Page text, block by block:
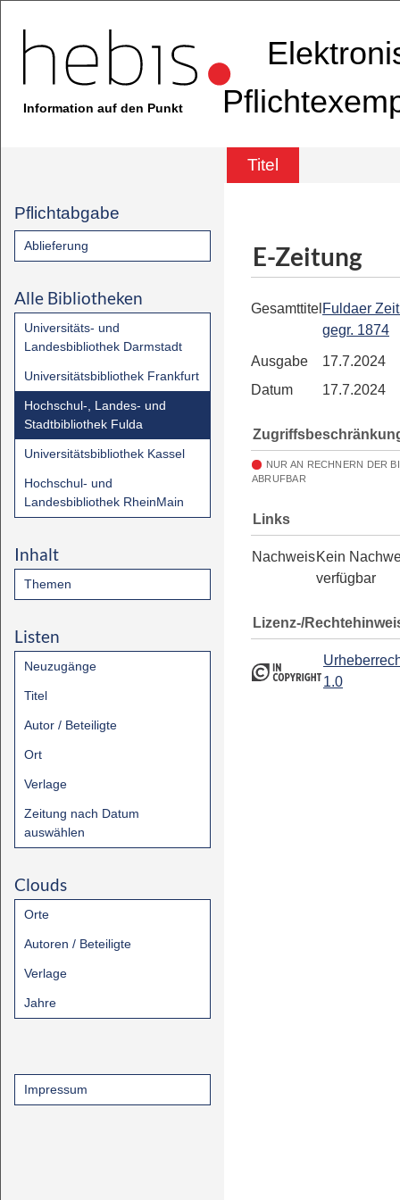
Information auf den Punkt
Titel
Pflichtabgabe
Ablieferung
Alle Bibliotheken
Universitäts- und
Landesbibliothek Darmstadt
Universitätsbibliothek Frankfurt
Hochschul-, Landes- und
Stadtbibliothek Fulda
Universitätsbibliothek Kassel
Hochschul- und
Landesbibliothek RheinMain
Inhalt
Themen
Listen
Neuzugänge
Titel
Autor / Beteiligte
Ort
Verlage
Zeitung nach Datum
auswählen
Clouds
Orte
Autoren / Beteiligte
Verlage
Jahre
Impressum
E-Zeitung
Gesamttitel Fuldaer
gegr. 1874
Ausgabe
17.7.2024
Datum
17.7.2024
NUR AN RECHNERN DER
ABRUFBAR
Links
NachweisKein
verfügbar
Lizenz-/
1.0